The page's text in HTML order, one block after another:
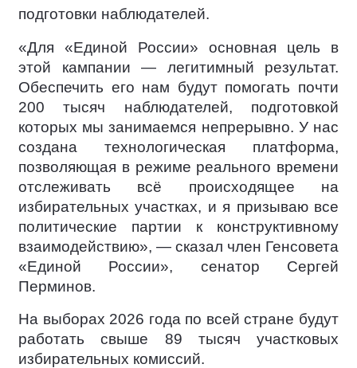
подготовки наблюдателей.
«Для «Единой России» основная цель в
этой кампании — легитимный результат.
Обеспечить его нам будут помогать почти
200 тысяч наблюдателей, подготовкой
которых мы занимаемся непрерывно. У нас
создана технологическая платформа,
позволяющая в режиме реального времени
отслеживать всё происходящее на
избирательных участках, и я призываю все
политические партии к конструктивному
взаимодействию», — сказал член Генсовета
«Единой России», сенатор Сергей
Перминов.
На выборах 2026 года по всей стране будут
работать свыше 89 тысяч участковых
избирательных комиссий.